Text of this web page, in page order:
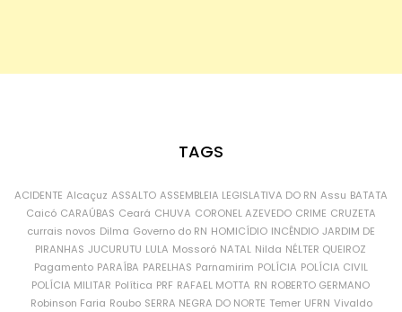
TAGS
ACIDENTE Alcaçuz ASSALTO ASSEMBLEIA LEGISLATIVA DO RN Assu BATATA
Caicó CARAÚBAS Ceará CHUVA CORONEL AZEVEDO CRIME CRUZETA
currais novos Dilma Governo do RN HOMICÍDIO INCÊNDIO JARDIM DE
PIRANHAS JUCURUTU LULA Mossoró NATAL Nilda NÉLTER QUEIROZ
Pagamento PARAÍBA PARELHAS Parnamirim POLÍCIA POLÍCIA CIVIL
POLÍCIA MILITAR Política PRF RAFAEL MOTTA RN ROBERTO GERMANO
Robinson Faria Roubo SERRA NEGRA DO NORTE Temer UFRN Vivaldo